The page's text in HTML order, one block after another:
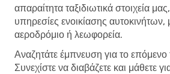
απαραίτητα ταξιδιωτικά στοιχεία
υπηρεσίες ενοικίασης
αεροδρόμιο ή λεωφορεία.
Αναζητάτε έμπνευση για το επόμενο
Συνεχίστε να διαβάζετε και μάθετε